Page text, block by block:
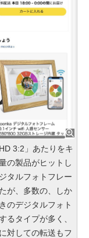
3:2」あたりをキ
の製品がヒットし
タルフォトフレー
が、多数の、しか
のデジタルフォト
るタイプが多く、
対しての転送もフ